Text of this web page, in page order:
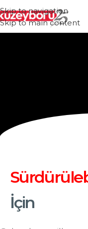
Skip to navigation
Skip to main content
İçin